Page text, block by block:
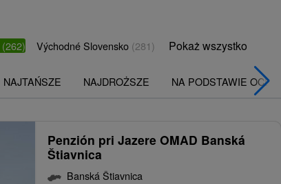
(262) Východné Slovensko (281) Pokaż wszystko
NAJTAŃSZE NAJDROŻSZE NA PODSTAWIE OCENY
Penzión pri Jazere OMAD Banská
Štiavnica
Banská Štiavnica